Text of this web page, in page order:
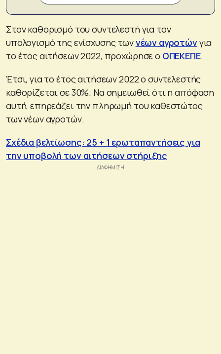
Στον καθορισμό του συντελεστή για τον
υπολογισμό της ενίσχυσης τωννέων αγροτώνγια
το έτος αιτήσεων 2022, προχώρησε ο ΟΠΕΚΕΠΕ.
Έτσι, για το έτος αιτήσεων 2022 ο συντελεστής
καθορίζεται σε 30%. Να σημειωθεί ότι η απόφαση
αυτή, επηρεάζει την πληρωμή του καθεστώτος
των νέων αγροτών.
Σχέδια βελτίωσης: 25 + 1 ερωταπαντήσεις για
την υποβολή των αιτήσεων στήριξης